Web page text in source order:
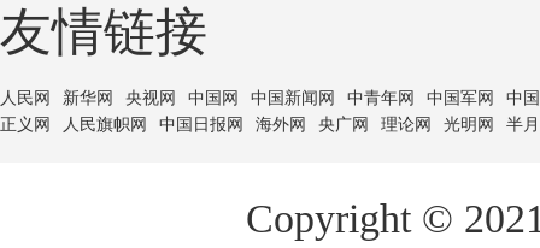
友情链接
人民网 新华网 央视网 中国网 中国新闻网 中青年网 中国军网
中
正义网
人民旗帜网 中国日报网 海外网 央广网 理论网 光明网 半
Copyright ©